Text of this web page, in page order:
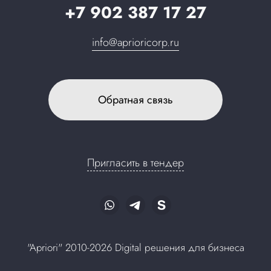
+7 902 387 17 27
info@aprioricorp.ru
Обратная связь
Пригласить в тендер
"Apriori" 2010-2026 Digital решения для бизнеса